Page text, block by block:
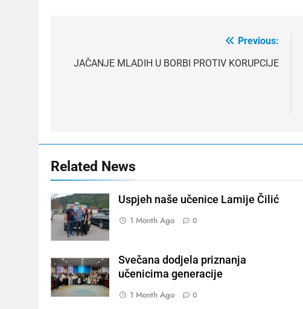
navigation
Previous:
JAČANJE MLADIH U BORBI PROTIV KORUPCIJE
Related News
Uspjeh naše učenice Lamije Čilić
1 Month Ago 0
Svečana dodjela priznanja
učenicima generacije
1 Month Ago 0